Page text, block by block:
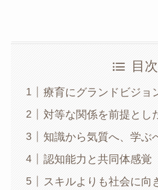
目次
療育にグランドビジョ
対等な関係を前提とし
知識から気質へ、学ぶ
認知能力と共同体感覚
スキルよりも社会に向